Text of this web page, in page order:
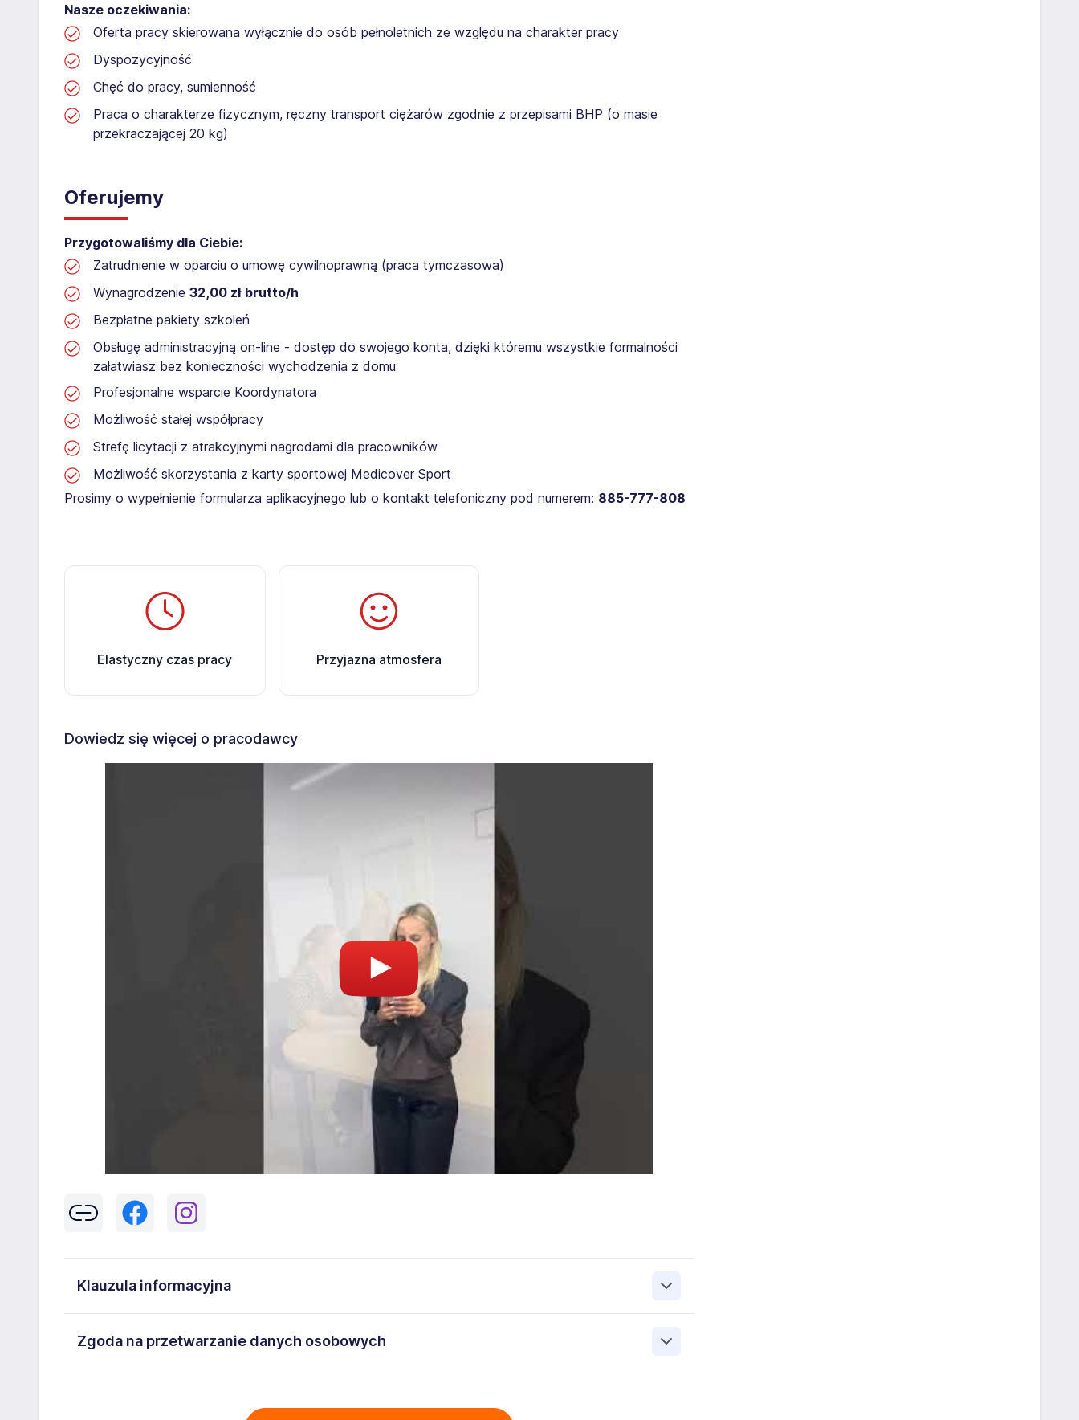
Nasze oczekiwania:
Oferta pracy skierowana wyłącznie do osób pełnoletnich ze względu na charakter pracy
Dyspozycyjność
Chęć do pracy, sumienność
Praca o charakterze fizycznym, ręczny transport ciężarów zgodnie z przepisami BHP (o masie
przekraczającej 20 kg)
Oferujemy
Przygotowaliśmy dla Ciebie:
Zatrudnienie w oparciu o umowę cywilnoprawną (praca tymczasowa)
Wynagrodzenie 32,00 zł brutto/h
Bezpłatne pakiety szkoleń
Obsługę administracyjną on-line - dostęp do swojego konta, dzięki któremu wszystkie formalności
załatwiasz bez konieczności wychodzenia z domu
Profesjonalne wsparcie Koordynatora
Możliwość stałej współpracy
Strefę licytacji z atrakcyjnymi nagrodami dla pracowników
Możliwość skorzystania z karty sportowej Medicover Sport
Prosimy o wypełnienie formularza aplikacyjnego lub o kontakt telefoniczny pod numerem: 885-777-808
Elastyczny czas pracy Przyjazna atmosfera
Dowiedz się więcej o pracodawcy
Klauzula informacyjna
43-300 Bielsko-Biała danych osobowych zawartych w zgłoszeniu rekrutacyjnym w celu prowadzenia rekrutacji
Zgoda na przetwarzanie danych osobowych
43-300 Bielsko-Biała ul. 11 Listopada 60-62 , NIP: 5471988634 zawartych w załączonych dokumentach